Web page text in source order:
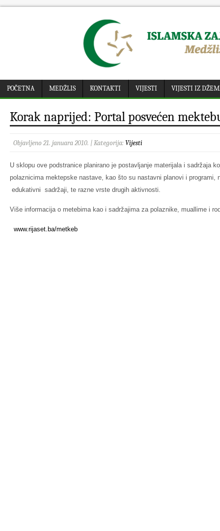
POČETNA MEDŽLIS KONTAKTI VIJESTI VIJESTI IZ
Korak naprijed: Portal posvećen
Objavljeno 21. januara 2010. | Kategorija: Vijesti
U sklopu ove podstranice planirano je postavljanje materijala i sadržaja
polaznicima mektepske nastave, kao što su nastavni planovi i programi,
edukativni sadržaji, te razne vrste drugih aktivnosti.
Više informacija o metebima kao i sadržajima za polaznike, muallime i
www.rijaset.ba/metkeb